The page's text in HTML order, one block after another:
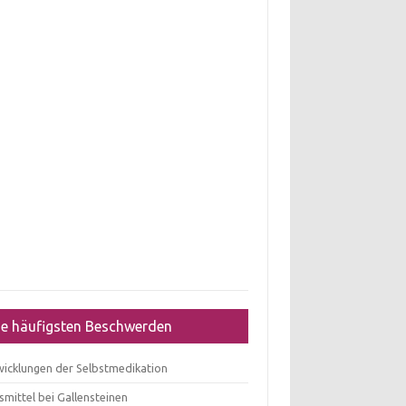
häufigsten Beschwerden
der Selbstmedikation
bei Gallensteinen